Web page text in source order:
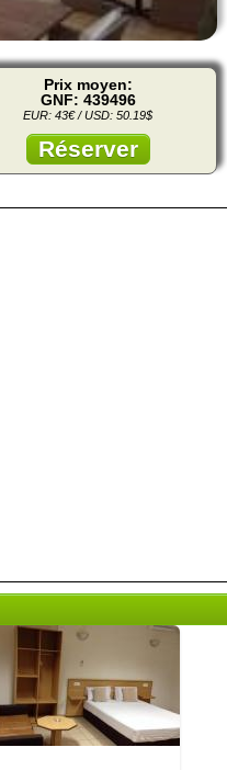
Prix moyen:
GNF: 439496
EUR: 43€ / USD: 50.19$
Réserver